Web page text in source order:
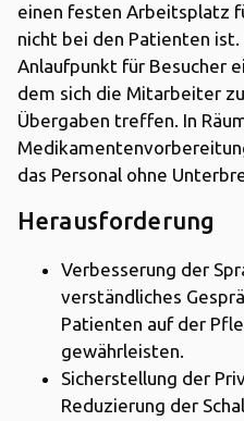
einen festen Arbeitsplatz
nicht bei den Patienten
Anlaufpunkt für Besucher
dem sich die Mitarbeiter
Übergaben treffen. In
das Personal ohne
Herausforderung
Verbesserung der
verständliches
Patienten auf der
gewährleisten.
Sicherstellung der
Reduzierung der